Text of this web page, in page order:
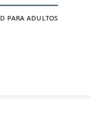
PARA ADULTOS